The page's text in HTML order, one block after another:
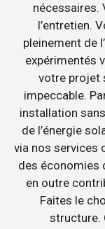
nécessaires.
l’entretien.
pleinement de
expérimentés
votre projet
impeccable.
installation
de l’énergie
via nos services
des économies
en outre
Faites le
structure.